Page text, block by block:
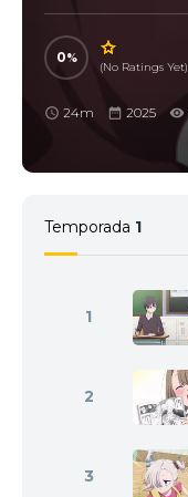
0
(No Ratings Yet)
24m 2025
Temporada 1
1
2
3